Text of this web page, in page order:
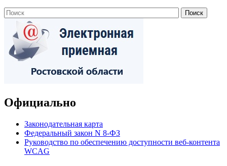
Официально
Законодательная карта
Федеральный закон N 8-ФЗ
Руководство по обеспечению доступности веб-контента
WCAG